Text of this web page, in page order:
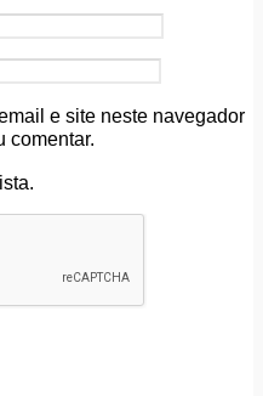
e site neste navegador
comentar.